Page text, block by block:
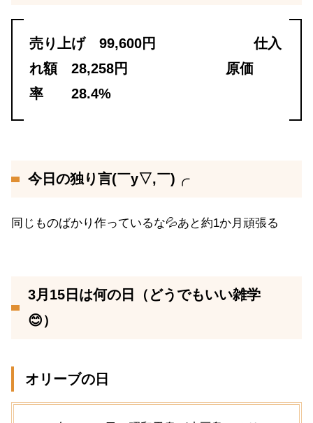
売り上げ 99,600円 仕入
れ額 28,258円 原価
率 28.4%
今日の独り言(￣y▽,￣)╭
同じものばかり作っているな💦あと約1か月頑張る
3月15日は何の日（どうでもいい雑学
😊）
オリーブの日